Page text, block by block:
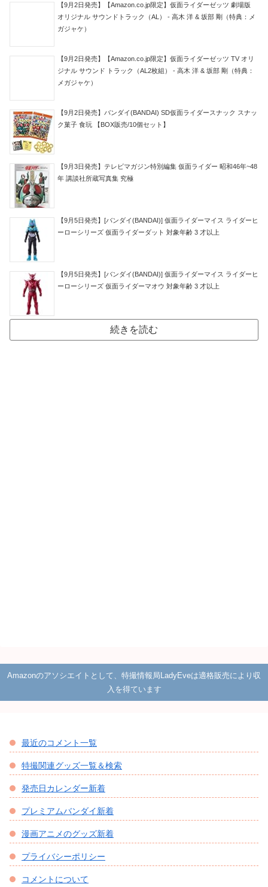
【9月2日発売】【Amazon.co.jp限定】仮面ライダーゼッツ 劇場版
オリジナル サウンドトラック（AL） - 高木 洋 & 坂部 剛（特典：メ
ガジャケ）
【9月2日発売】【Amazon.co.jp限定】仮面ライダーゼッツ TV オリ
ジナル サウンド トラック（AL2枚組） - 高木 洋 & 坂部 剛（特典：
メガジャケ）
【9月2日発売】バンダイ(BANDAI) SD仮面ライダースナック スナッ
ク菓子 食玩 【BOX販売/10個セット】
【9月3日発売】テレビマガジン特別編集 仮面ライダー 昭和46年~48
年 講談社所蔵写真集 究極
【9月5日発売】[バンダイ(BANDAI)] 仮面ライダーマイス ライダーヒ
ーローシリーズ 仮面ライダーダット 対象年齢 3 才以上
【9月5日発売】[バンダイ(BANDAI)] 仮面ライダーマイス ライダーヒ
ーローシリーズ 仮面ライダーマオウ 対象年齢 3 才以上
続きを読む
Amazonのアソシエイトとして、特撮情報局LadyEveは適格販売により収
入を得ています
最近のコメント一覧
特撮関連グッズ一覧＆検索
発売日カレンダー新着
プレミアムバンダイ新着
漫画アニメのグッズ新着
プライバシーポリシー
コメントについて